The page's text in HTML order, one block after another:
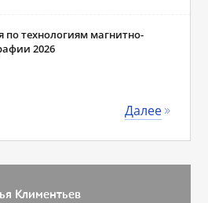
технологиям магнитно-
2026
Далее
Климентьев